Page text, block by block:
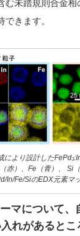
む未踏規則合金相
きます。
により設計したFePd3
赤）、Fe（青）、 Si
In/Fe/SiのEDX元素マ
マについて、
れがあるとこ